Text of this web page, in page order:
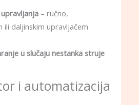
– ručno,
ili daljinskim upravljačem
u slučaju nestanka struje
i automatizacija